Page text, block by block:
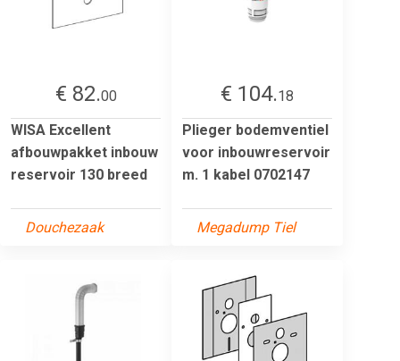
€ 82.00
WISA Excellent
afbouwpakket inbouw
reservoir 130 breed
Douchezaak
€ 104.18
Plieger bodemventiel
voor inbouwreservoir
m. 1 kabel 0702147
Megadump Tiel